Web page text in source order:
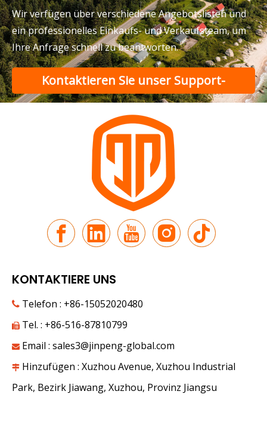
Wir verfügen über verschiedene Angebotslisten und
ein professionelles Einkaufs- und Verkaufsteam, um
Ihre Anfrage schnell zu beantworten.
Kontaktieren Sie unser Support-
Team
KONTAKTIERE UNS
 Telefon : +86-15052020480
 Tel. : +86-516-87810799
 Email : sales3@jinpeng-global.com
 Hinzufügen : Xuzhou Avenue, Xuzhou Industrial
Park, Bezirk Jiawang, Xuzhou, Provinz Jiangsu